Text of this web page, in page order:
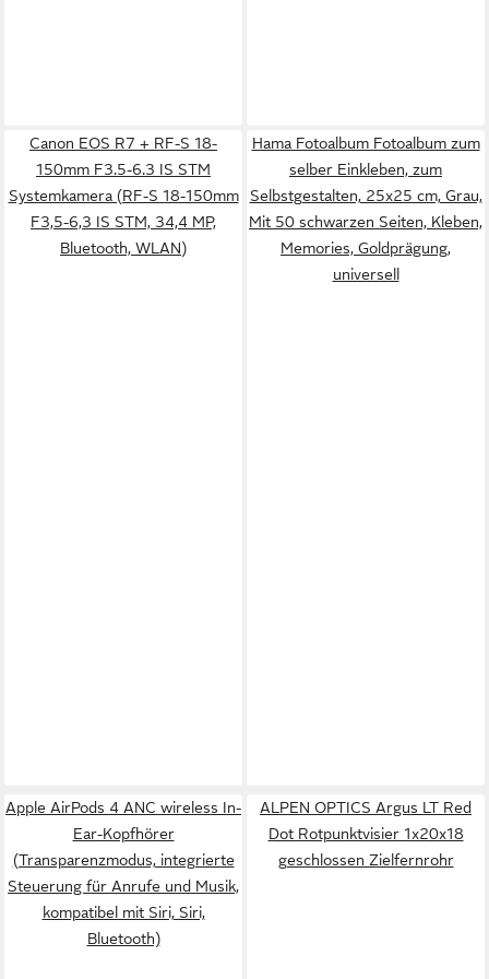
Canon EOS R7 + RF-S 18-
150mm F3.5-6.3 IS STM
Systemkamera (RF-S 18-150mm
F3,5-6,3 IS STM, 34,4 MP,
Bluetooth, WLAN)
Hama Fotoalbum Fotoalbum zum
selber Einkleben, zum
Selbstgestalten, 25x25 cm, Grau,
Mit 50 schwarzen Seiten, Kleben,
Memories, Goldprägung,
universell
Apple AirPods 4 ANC wireless In-
Ear-Kopfhörer
(Transparenzmodus, integrierte
Steuerung für Anrufe und Musik,
kompatibel mit Siri, Siri,
Bluetooth)
ALPEN OPTICS Argus LT Red
Dot Rotpunktvisier 1x20x18
geschlossen Zielfernrohr